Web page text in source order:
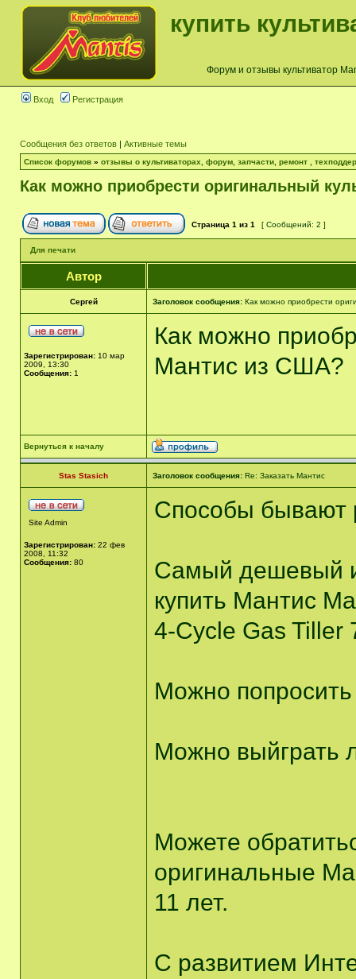
купить
Форум и отзывы культиватор
Вход Регистрация
Сообщения без ответов | Активные темы
Список форумов » отзывы о культиваторах, форум, запчасти, ремонт ,
Как можно приобрести оригинальный
Страница 1 из 1 [ Сообщений: 2 ]
Для печати
Автор
Сергей Заголовок сообщения: Как можно приобрести
Зарегистрирован: 10 мар
2009, 13:30
Сообщения: 1
Как можно
Мантис из США?
Вернуться к началу
Stas Stasich Заголовок сообщения: Re: Заказать Мантис
Site Admin
Зарегистрирован: 22 фев
2008, 11:32
Сообщения: 80
Способы бывают
Самый дешевый
купить Мантис
4-Cycle Gas Tiller
Можно
Можно выйграть
Можете
оригинальные
11 лет.
С развитием